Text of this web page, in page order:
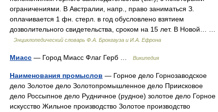
ограничениями. В Австралии, напр., право заниматься З.
оплачивается 1 фн. стерл. в год обусловлено взятием
дозволительного свидетельства, сроком на 15 лет. В Новой… …
Энциклопедический словарь Ф.А. Брокгауза и И.А. Ефрона
Миасс — Город Миасс Флаг Герб … Википедия
Наименования промыслов — Горное дело Горнозаводское
дело Золотое дело Золотопромышленное дело Приисковое
дело Россыпное дело Рудничное (рудное) золотое дело Горное
искусство Жильное производство Золотое производство